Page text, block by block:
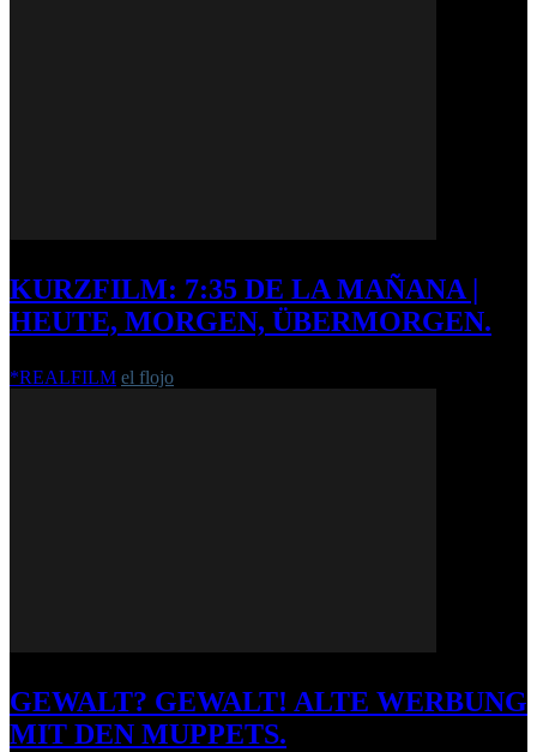
KURZFILM: 7:35 DE LA MAÑANA |
HEUTE, MORGEN, ÜBERMORGEN.
*REALFILM el flojo
GEWALT? GEWALT! ALTE WERBUNG
MIT DEN MUPPETS.